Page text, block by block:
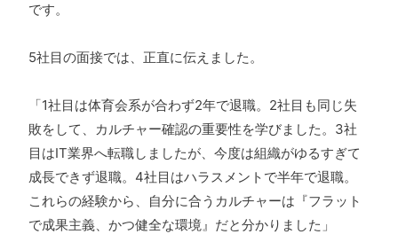
です。
5社目の面接では、正直に伝えました。
「1社目は体育会系が合わず2年で退職。2社目も同じ失
敗をして、カルチャー確認の重要性を学びました。3社
目はIT業界へ転職しましたが、今度は組織がゆるすぎて
成長できず退職。4社目はハラスメントで半年で退職。
これらの経験から、自分に合うカルチャーは『フラット
で成果主義、かつ健全な環境』だと分かりました」